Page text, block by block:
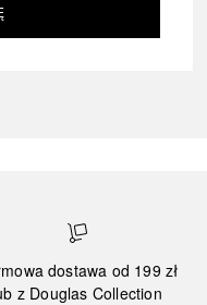
dostawa od 199 zł
z Douglas Collection